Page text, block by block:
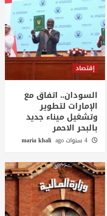
إقتصاد
السودان.. اتفاق مع
الإمارات لتطوير
وتشغيل ميناء جديد
بالبحر الاحمر
4 سنوات ago maria khali